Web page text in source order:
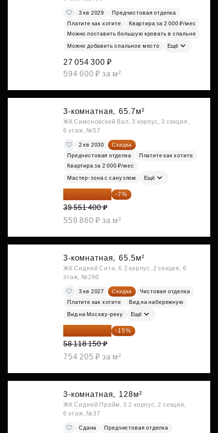
3 кв 2029
Предчистовая отделка
Платите как хотите
Квартира за 2 000 ₽/мес
Можно поставить большую кровать в спальне
Можно добавить спальное место Ещё
27 054 300 ₽
594 600 ₽ за м²
3-комнатная, 65.7м²
ЖК Симоновский Вал, 3 корпус, 3 секция,
6 этаж, №57
2 кв 2030
Скидка
Предчистовая отделка
Платите как хотите
Квартира за 2 000 ₽/мес
Мастер-зона с санузлом Ещё
36 782 802 ₽ -7%
39 551 400 ₽
559 860 ₽ за м²
3-комнатная, 65.5м²
ЖК Сидней Сити, 6.2 корпус, 2 секция, 6
этаж, №260
3 кв 2027 Скидка
Чистовая отделка
Платите как хотите
Вид на набережную
Вид на Москву-реку Ещё
49 400 428 ₽ -15%
58 118 150 ₽
754 205 ₽ за м²
3-комнатная, 128м²
ЖК Сидней Прайм, 3.2 корпус, 2 секция,
6 этаж, №37
Сдана
Предчистовая отделка